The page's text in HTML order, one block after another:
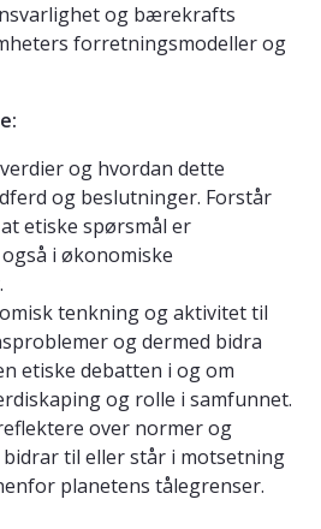
og bærekrafts
forretningsmodeller og
og hvordan dette
og beslutninger. Forstår
etiske spørsmål er
i økonomiske
tenkning og aktivitet til
og dermed bidra
etiske debatten i og om
og rolle i samfunnet.
over normer og
til eller står i motsetning
planetens tålegrenser.